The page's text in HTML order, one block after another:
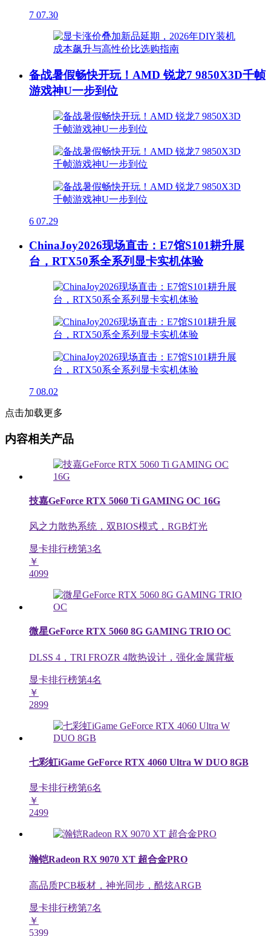
7 07.30
备战暑假畅快开玩！AMD 锐龙7 9850X3D千帧
游戏神U一步到位
6 07.29
ChinaJoy2026现场直击：E7馆S101耕升展
台，RTX50系全系列显卡实机体验
7 08.02
点击加载更多
内容相关产品
技嘉GeForce RTX 5060 Ti GAMING OC 16G
风之力散热系统，双BIOS模式，RGB灯光
显卡排行榜第3名
￥
4099
微星GeForce RTX 5060 8G GAMING TRIO OC
DLSS 4，TRI FROZR 4散热设计，强化金属背板
显卡排行榜第4名
￥
2899
七彩虹iGame GeForce RTX 4060 Ultra W DUO 8GB
显卡排行榜第6名
￥
2499
瀚铠Radeon RX 9070 XT 超合金PRO
高品质PCB板材，神光同步，酷炫ARGB
显卡排行榜第7名
￥
5399